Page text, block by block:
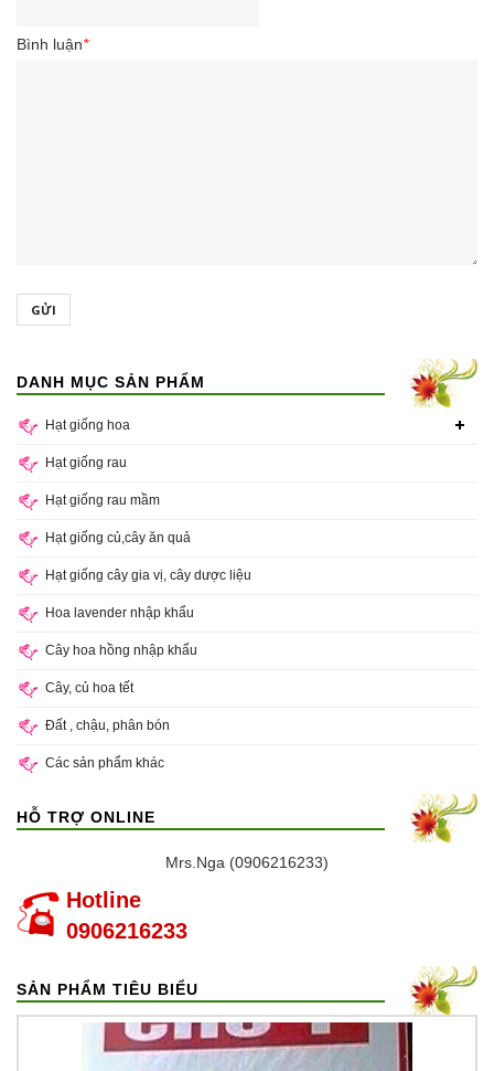
Bình luận*
GỬI
DANH MỤC SẢN PHẨM
Hạt giống hoa
Hạt giống rau
Hạt giống rau mầm
Hạt giống củ,cây ăn quả
Hạt giống cây gia vị, cây dược liệu
Hoa lavender nhập khẩu
Cây hoa hồng nhập khẩu
Cây, củ hoa tết
Đất , chậu, phân bón
Các sản phẩm khác
HỖ TRỢ ONLINE
Mrs.Nga (0906216233)
Hotline
0906216233
SẢN PHẨM TIÊU BIỂU